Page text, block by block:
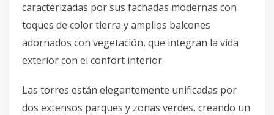
caracterizadas por sus fachadas modernas con
toques de color tierra y amplios balcones
adornados con vegetación, que integran la vida
exterior con el confort interior.
Las torres están elegantemente unificadas por
dos extensos parques y zonas verdes, creando un